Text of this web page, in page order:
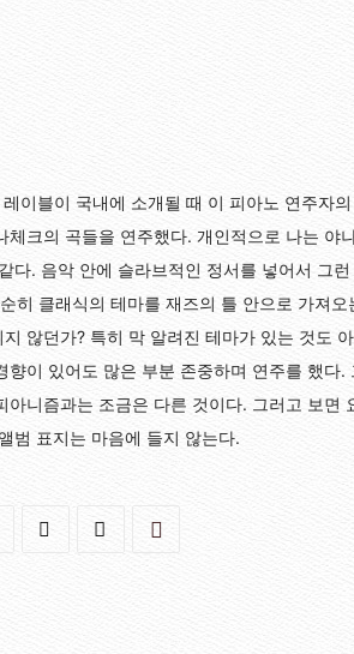
이블이 국내에 소개될 때 이 피아노 연주자
크의 곡들을 연주했다. 개인적으로 나는 야
다. 음악 안에 슬라브적인 정서를 넣어서 그
히 클래식의 테마를 재즈의 틀 안으로 가져오
않던가? 특히 막 알려진 테마가 있는 것도
이 있어도 많은 부분 존중하며 연주를 했다.
니즘과는 조금은 다른 것이다. 그러고 보면
범 표지는 마음에 들지 않는다.